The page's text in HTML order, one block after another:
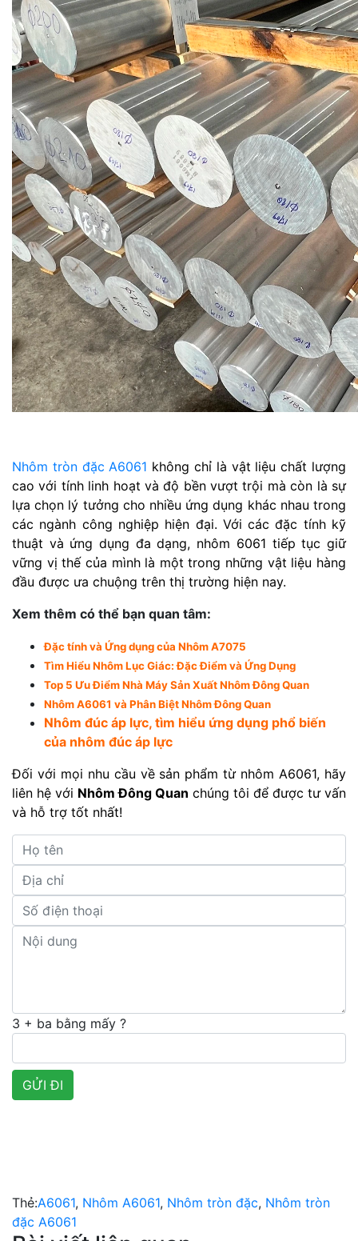
Nhôm tròn đặc A6061 không chỉ là vật liệu chất lượng
cao với tính linh hoạt và độ bền vượt trội mà còn là sự
lựa chọn lý tưởng cho nhiều ứng dụng khác nhau trong
các ngành công nghiệp hiện đại. Với các đặc tính kỹ
thuật và ứng dụng đa dạng, nhôm 6061 tiếp tục giữ
vững vị thế của mình là một trong những vật liệu hàng
đầu được ưa chuộng trên thị trường hiện nay.
Xem thêm có thể bạn quan tâm:
Đặc tính và Ứng dụng của Nhôm A7075
Tìm Hiểu Nhôm Lục Giác: Đặc Điểm và Ứng Dụng
Top 5 Ưu Điểm Nhà Máy Sản Xuất Nhôm Đông Quan
Nhôm A6061 và Phân Biệt Nhôm Đông Quan
Nhôm đúc áp lực, tìm hiểu ứng dụng phổ biến
của nhôm đúc áp lực
Đối với mọi nhu cầu về sản phẩm từ nhôm A6061, hãy
liên hệ với Nhôm Đông Quan chúng tôi để được tư vấn
và hỗ trợ tốt nhất!
3 + ba bằng mấy ?
Thẻ:A6061, Nhôm A6061, Nhôm tròn đặc, Nhôm tròn
đặc A6061